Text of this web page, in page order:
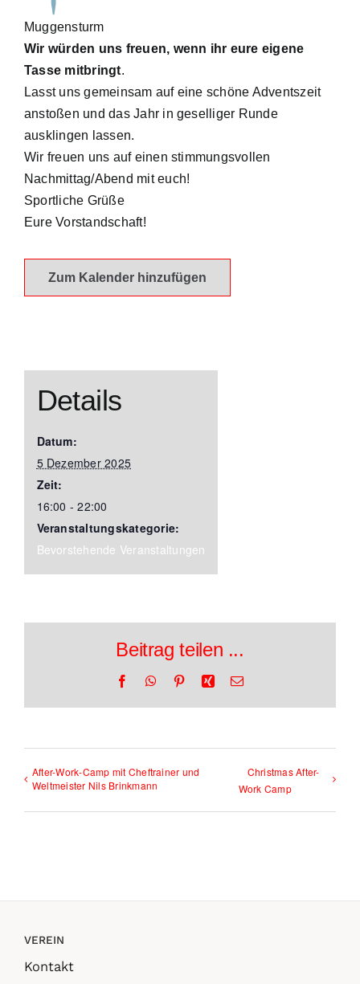
Muggensturm
Wir würden uns freuen, wenn ihr eure eigene
Tasse mitbringt.
Lasst uns gemeinsam auf eine schöne Adventszeit
anstoßen und das Jahr in geselliger Runde
ausklingen lassen.
Wir freuen uns auf einen stimmungsvollen
Nachmittag/Abend mit euch!
Sportliche Grüße
Eure Vorstandschaft!
Zum Kalender hinzufügen
Details
Datum:
5 Dezember 2025
Zeit:
16:00 - 22:00
Veranstaltungskategorie:
Bevorstehende Veranstaltungen
Beitrag teilen ...
FacebookWhatsApp
PinterestXing E-
After-Work-Camp mit Cheftrainer und
Weltmeister Nils Brinkmann
Christmas After-
Work Camp
VEREIN
Kontakt